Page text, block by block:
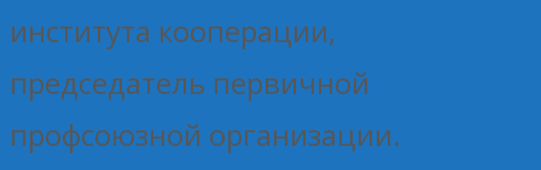
института кооперации,
председатель первичной
профсоюзной организации.